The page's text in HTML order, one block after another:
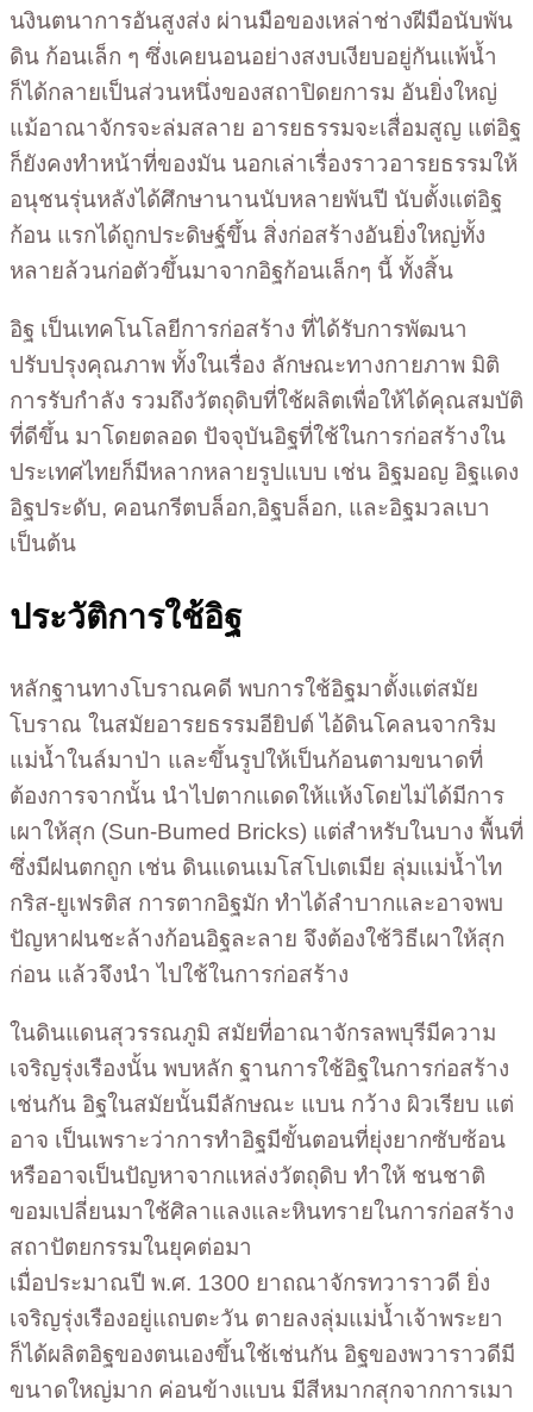
นงินตนาการอันสูงส่ง ผ่านมือของเหล่าช่างฝีมือนับพัน
ดิน ก้อนเล็ก ๆ ซึ่งเคยนอนอย่างสงบเงียบอยู่กันแพ้น้ำ
ก็ได้กลายเป็นส่วนหนึ่งของสถาปิดยการม อันยิ่งใหญ่
แม้อาณาจักรจะล่มสลาย อารยธรรมจะเสื่อมสูญ แต่อิฐ
ก็ยังคงทำหน้าที่ของมัน นอกเล่าเรื่องราวอารยธรรมให้
อนุชนรุ่นหลังได้ศึกษานานนับหลายพันปี นับตั้งแต่อิฐ
ก้อน แรกได้ถูกประดิษฐ์ขึ้น สิ่งก่อสร้างอันยิ่งใหญ่ทั้ง
หลายล้วนก่อตัวขึ้นมาจากอิฐก้อนเล็กๆ นี้ ทั้งสิ้น
อิฐ เป็นเทคโนโลยีการก่อสร้าง ที่ได้รับการพัฒนา
ปรับปรุงคุณภาพ ทั้งในเรื่อง ลักษณะทางกายภาพ มิติ
การรับกำลัง รวมถึงวัตถุดิบที่ใช้ผลิตเพื่อให้ได้คุณสมบัติ
ที่ดีขึ้น มาโดยตลอด ปัจจุบันอิฐที่ใช้ในการก่อสร้างใน
ประเทศไทยก็มีหลากหลายรูปแบบ เช่น อิฐมอญ อิฐแดง
อิฐประดับ, คอนกรีตบล็อก,อิฐบล็อก, และอิฐมวลเบา
เป็นต้น
ประวัติการใช้อิฐ
หลักฐานทางโบราณคดี พบการใช้อิฐมาตั้งแต่สมัย
โบราณ ในสมัยอารยธรรมอียิปต์ ไอ้ดินโคลนจากริม
แม่น้ำในล์มาป่า และขึ้นรูปให้เป็นก้อนตามขนาดที่
ต้องการจากนั้น นำไปตากแดดให้แห้งโดยไม่ได้มีการ
เผาให้สุก (Sun-Bumed Bricks) แต่สำหรับในบาง พื้นที่
ซึ่งมีฝนตกถูก เช่น ดินแดนเมโสโปเตเมีย ลุ่มแม่น้ำไท
กริส-ยูเฟรติส การตากอิฐมัก ทำได้ลำบากและอาจพบ
ปัญหาฝนชะล้างก้อนอิฐละลาย จึงต้องใช้วิธีเผาให้สุก
ก่อน แล้วจึงนำ ไปใช้ในการก่อสร้าง
ในดินแดนสุวรรณภูมิ สมัยที่อาณาจักรลพบุรีมีความ
เจริญรุ่งเรืองนั้น พบหลัก ฐานการใช้อิฐในการก่อสร้าง
เช่นกัน อิฐในสมัยนั้นมีลักษณะ แบน กว้าง ผิวเรียบ แต่
อาจ เป็นเพราะว่าการทำอิฐมีขั้นตอนที่ยุ่งยากซับซ้อน
หรืออาจเป็นปัญหาจากแหล่งวัตถุดิบ ทำให้ ชนชาติ
ขอมเปลี่ยนมาใช้ศิลาแลงและหินทรายในการก่อสร้าง
สถาปัตยกรรมในยุคต่อมา
เมื่อประมาณปี พ.ศ. 1300 ยาถณาจักรทวาราวดี ยิ่ง
เจริญรุ่งเรืองอยู่แถบตะวัน ตายลงลุ่มแม่น้ำเจ้าพระยา
ก็ได้ผลิตอิฐของตนเองขึ้นใช้เช่นกัน อิฐของพวาราวดีมี
ขนาดใหญ่มาก ค่อนข้างแบน มีสีหมากสุกจากการเมา